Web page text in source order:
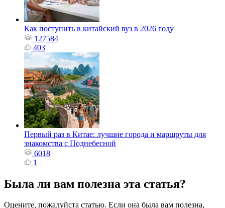
Как поступить в китайский вуз в 2026 году
127584
403
Первый раз в Китае: лучшие города и маршруты для
знакомства с Поднебесной
6018
1
Была ли вам полезна эта статья?
Оцените, пожалуйста статью. Если она была вам полезна,